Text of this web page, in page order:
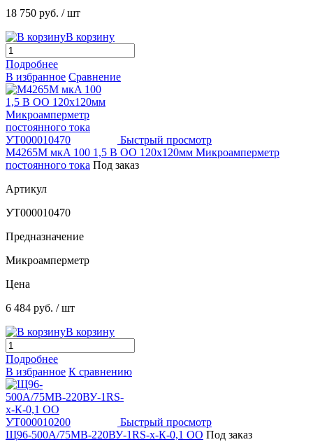
18 750 руб. / шт
В корзину
Подробнее
В избранное Сравнение
Быстрый просмотр
М4265М мкA 100 1,5 В ОО 120х120мм Микроамперметр
постоянного тока Под заказ
Артикул
УТ000010470
Предназначение
Микроамперметр
Цена
6 484 руб. / шт
В корзину
Подробнее
В избранное К сравнению
Быстрый просмотр
Щ96-500А/75МВ-220ВУ-1RS-х-К-0,1 ОО Под заказ